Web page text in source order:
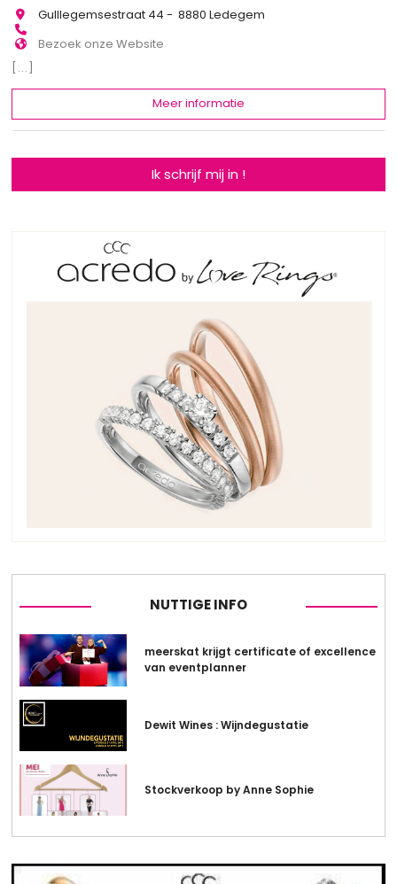
Gulllegemsestraat 44 - 8880 Ledegem
Bezoek onze Website
[...]
Meer informatie
Ik schrijf mij in !
NUTTIGE INFO
meerskat krijgt certificate of excellence
van eventplanner
Dewit Wines : Wijndegustatie
Stockverkoop by Anne Sophie